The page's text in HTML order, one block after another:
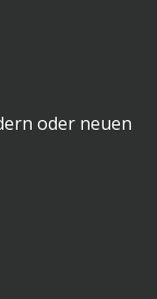
oder neuen